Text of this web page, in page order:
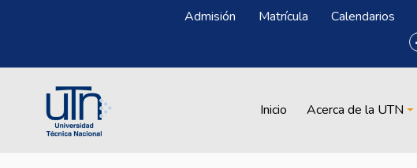
Menú Superior
Admisión Matrícula Calendarios
Main navigation
Inicio Acerca de la UTN